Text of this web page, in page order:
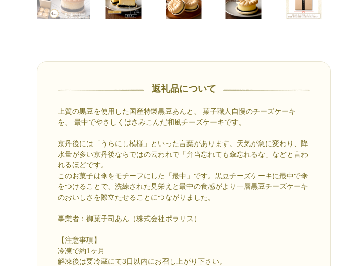
返礼品について
上質の黒豆を使用した国産特製黒豆あんと、 菓子職人自慢のチーズケーキ
を、 最中でやさしくはさみこんだ和風チーズケーキです。
京丹後には「うらにし模様」といった言葉があります。天気が急に変わり、降
水量が多い京丹後ならではの云われで「弁当忘れても傘忘れるな」などと言わ
れるほどです。
このお菓子は傘をモチーフにした「最中」です。黒豆チーズケーキに最中で傘
をつけることで、洗練された見栄えと最中の食感がより一層黒豆チーズケーキ
のおいしさを際立たせることにつながりました。
事業者：御菓子司あん（株式会社ポラリス）
【注意事項】
冷凍で約1ヶ月
解凍後は要冷蔵にて3日以内にお召し上がり下さい。